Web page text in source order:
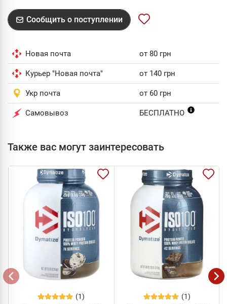
Сообщить о поступлении
Новая почта от 80 грн
Курьер "Новая почта" от 140 грн
Укр почта от 60 грн
Самовывоз БЕСПЛАТНО
Также вас могут заинтересовать
(1) (1)